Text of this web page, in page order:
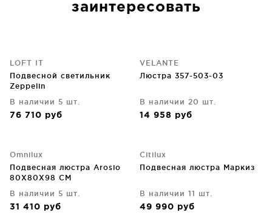
заинтересовать
LOFT IT
Подвесной светильник
Zeppelin
В наличии 5 шт.
76 710 руб
VELANTE
Люстра 357-503-03
В наличии 20 шт.
14 958 руб
Omnilux
Подвесная люстра Arosio
80X80X98 CM
В наличии 5 шт.
31 410 руб
Citilux
Подвесная люстра Маркиз
В наличии 11 шт.
49 990 руб